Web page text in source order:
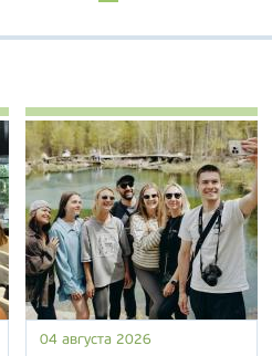
04 августа 2026